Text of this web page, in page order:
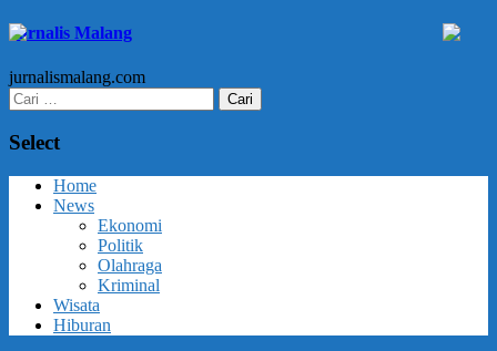
Jurnalis Malang
jurnalismalang.com
Cari
untuk:
Select
Home
News
Ekonomi
Politik
Olahraga
Kriminal
Wisata
Hiburan